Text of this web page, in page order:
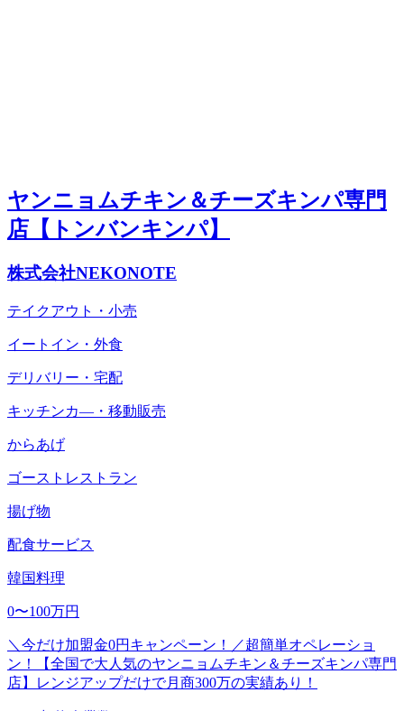
ヤンニョムチキン＆チーズキンパ専門
店【トンバンキンパ】
株式会社NEKONOTE
テイクアウト・小売
イートイン・外食
デリバリー・宅配
キッチンカ―・移動販売
からあげ
ゴーストレストラン
揚げ物
配食サービス
韓国料理
0〜100万円
＼今だけ加盟金0円キャンペーン！／超簡単オペレーショ
ン！【全国で大人気のヤンニョムチキン＆チーズキンパ専門
店】レンジアップだけで月商300万の実績あり！